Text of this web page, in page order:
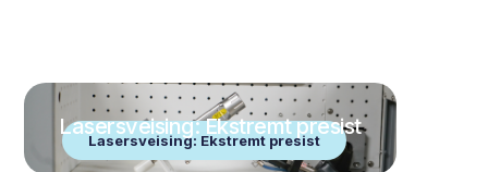
Lasersveising: Ekstremt presist
Lasersveising: Ekstremt presist